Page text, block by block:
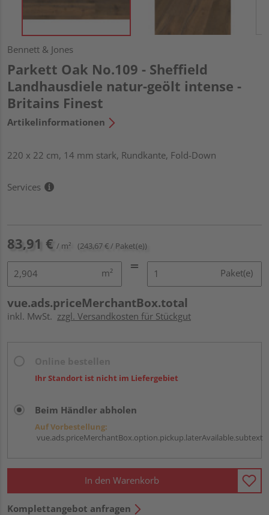
Bennett & Jones
Parkett Oak No.109 - Sheffield
Landhausdiele natur-geölt intense -
Britains Finest
Artikelinformationen
220 x 22 cm, 14 mm stark, Rundkante, Fold-Down
Services
83,91 € / m² (243,67 € / Paket(e))
m² Paket(e)
vue.ads.priceMerchantBox.total
inkl. MwSt. zzgl. Versandkosten für Stückgut
Ihr Standort ist nicht im Liefergebiet
Beim Händler abholen
Auf Vorbestellung:
vue.ads.priceMerchantBox.option.pickup.laterAvailable.subtext
In den Warenkorb
Komplettangebot anfragen